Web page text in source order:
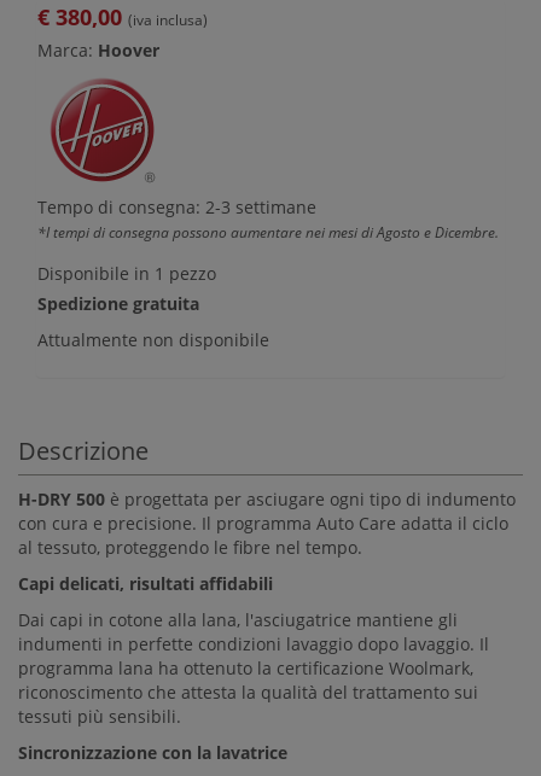
€ 380,00 (iva inclusa)
Marca: Hoover
Tempo di consegna: 2-3 settimane
*I tempi di consegna possono aumentare nei mesi di Agosto e Dicembre.
Disponibile in 1 pezzo
Spedizione gratuita
Attualmente non disponibile
Descrizione
H-DRY 500 è progettata per asciugare ogni tipo di indumento
con cura e precisione. Il programma Auto Care adatta il ciclo
al tessuto, proteggendo le fibre nel tempo.
Capi delicati, risultati affidabili
Dai capi in cotone alla lana, l'asciugatrice mantiene gli
indumenti in perfette condizioni lavaggio dopo lavaggio. Il
programma lana ha ottenuto la certificazione Woolmark,
riconoscimento che attesta la qualità del trattamento sui
tessuti più sensibili.
Sincronizzazione con la lavatrice